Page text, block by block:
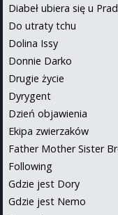
Diabeł ubiera się u
Do utraty tchu
Dolina Issy
Donnie Darko
Drugie życie
Dyrygent
Dzień objawienia
Ekipa zwierzaków
Father Mother Sister
Following
Gdzie jest Dory
Gdzie jest Nemo